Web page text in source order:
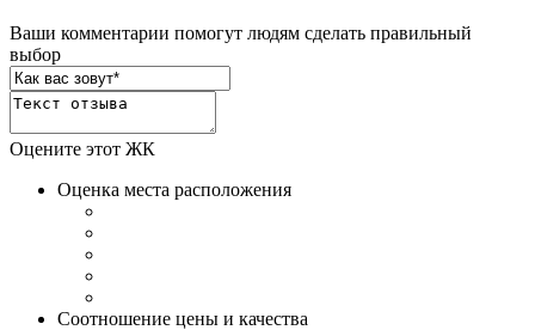
Ваши комментарии помогут людям сделать правильный
выбор
Оцените этот ЖК
Оценка места расположения
Соотношение цены и качества